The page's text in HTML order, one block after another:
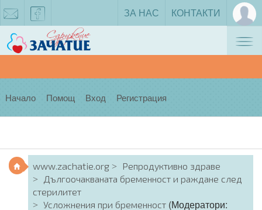
facebook
ЗА НАС КОНТАКТИ
Начало Помощ Вход Регистрация
www.zachatie.org
Репродуктивно здраве
Дългоочакваната бременност и раждане след
стерилитет
Усложнения при бременност(Модератори: